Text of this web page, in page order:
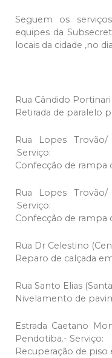
Seguem os
equipes da
locais da cidade ,no
Rua Cândido
Retirada de paralelo
Rua Lopes
.Serviço:
Confecção de rampa
Rua Lopes
.Serviço:
Confecção de rampa
Rua Dr Celestino
Reparo de calçada
Rua Santo Elias
Nivelamento de
Estrada Caetano
Pendotiba.- Serviço:
Recuperação de piso